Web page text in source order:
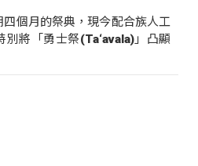
個月的祭典，現今配合族人工
別將「勇士祭(Ta‘avala)」凸顯